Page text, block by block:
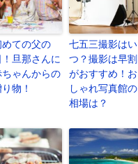
めての父の
！旦那さんに
ちゃんからの
物！
七五三撮影はい
つ？撮影は早割
がおすすめ！お
しゃれ写真館の
相場は？